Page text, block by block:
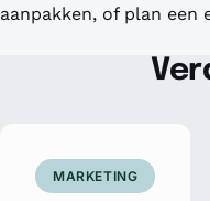
aanpakken, of plan een
MARKETING